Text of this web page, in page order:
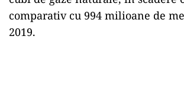
comparativ cu 994 milioane de
2019.